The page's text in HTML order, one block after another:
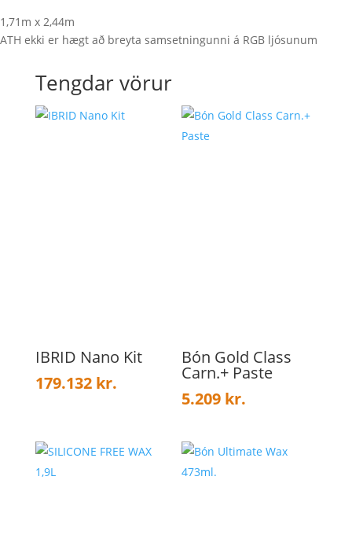
1,71m x 2,44m
ATH ekki er hægt að breyta samsetningunni á RGB ljósunum
Tengdar vörur
IBRID Nano Kit
179.132 kr.
Bón Gold Class
Carn.+ Paste
5.209 kr.